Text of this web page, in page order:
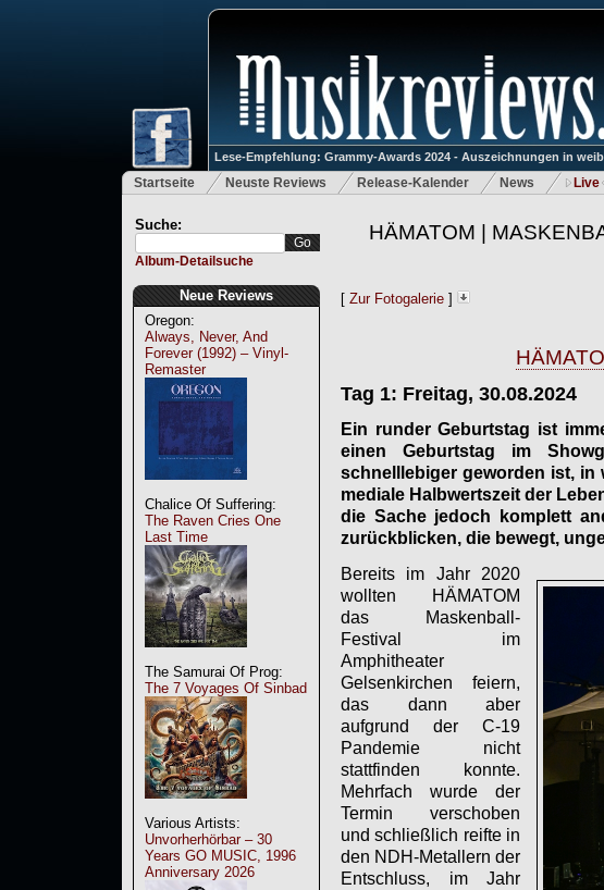
Lese-Empfehlung: Grammy-Awards 2024 - Auszeichnungen in
Startseite Neuste Reviews Release-Kalender News Live
Suche:
Album-Detailsuche
Neue Reviews
Oregon:
Always, Never, And
Forever (1992) – Vinyl-
Remaster
Chalice Of Suffering:
The Raven Cries One
Last Time
The Samurai Of Prog:
The 7 Voyages Of Sinbad
Various Artists:
Unvorherhörbar – 30
Years GO MUSIC, 1996
Anniversary 2026
HÄMATOM |
[ Zur Fotogalerie ]
Tag 1: Freitag, 30.08.2024
Ein runder Geburtstag ist
einen Geburtstag im
schnelllebiger geworden ist, in
mediale Halbwertszeit der
die Sache jedoch komplett
zurückblicken, die bewegt,
Bereits im Jahr 2020
wollten HÄMATOM
das Maskenball-
Festival im
Amphitheater
Gelsenkirchen feiern,
das dann aber
aufgrund der C-19
Pandemie nicht
stattfinden konnte.
Mehrfach wurde der
Termin verschoben
und schließlich reifte in
den NDH-Metallern der
Entschluss, im Jahr